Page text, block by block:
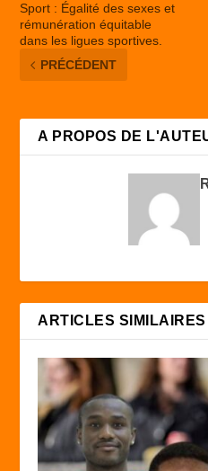
Sport : Égalité des sexes et
rémunération équitable
dans les ligues sportives.
PRÉCÉDENT
A PROPOS DE
ARTICLES SIMILAIRES